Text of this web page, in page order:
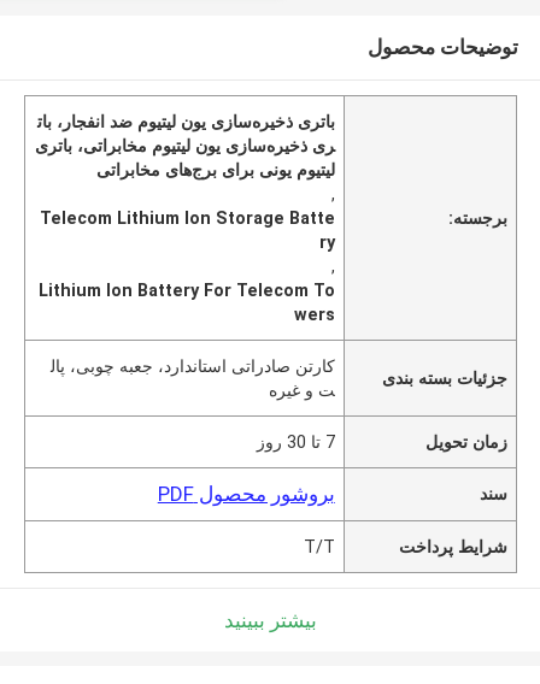
توضیحات محصول
برجسته:
باتری ذخیره‌سازی یون لیتیوم ضد انفجار، بات
ری ذخیره‌سازی یون لیتیوم مخابراتی، باتری
لیتیوم یونی برای برج‌های مخابراتی
,
Telecom Lithium Ion Storage Batte
ry
,
Lithium Ion Battery For Telecom To
wers
جزئیات بسته بندی
کارتن صادراتی استاندارد، جعبه چوبی، پال
ت و غیره
زمان تحویل 7 تا 30 روز
سند بروشور محصول PDF
شرایط پرداخت T/T
بیشتر ببینید